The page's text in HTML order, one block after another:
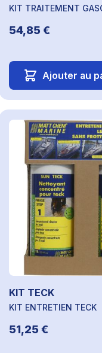
KIT TRAITEMENT
54,85 €
Ajouter au
KIT TECK
KIT ENTRETIEN TECK
51,25 €